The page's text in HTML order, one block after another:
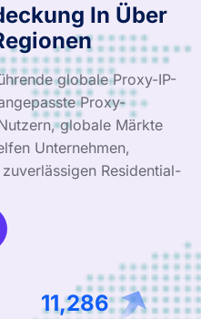
In Über
globale Proxy-IP-
Proxy-
globale Märkte
Unternehmen,
Residential-